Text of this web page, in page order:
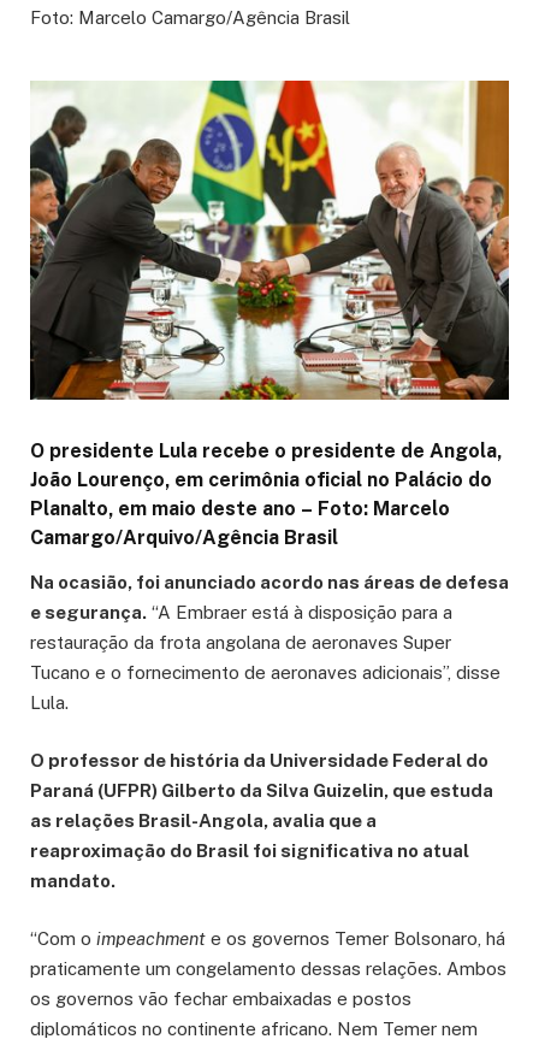
O presidente Lula recebe o presidente de Angola,
João Lourenço, em cerimônia oficial no Palácio do
Planalto, em maio deste ano – Foto: Marcelo
Camargo/Arquivo/Agência Brasil
Na ocasião, foi anunciado acordo nas áreas de defesa
e segurança. “A Embraer está à disposição para a
restauração da frota angolana de aeronaves Super
Tucano e o fornecimento de aeronaves adicionais”, disse
Lula.
O professor de história da Universidade Federal do
Paraná (UFPR) Gilberto da Silva Guizelin, que estuda
as relações Brasil-Angola, avalia que a
reaproximação do Brasil foi significativa no atual
mandato.
“Com o impeachment e os governos Temer Bolsonaro, há
praticamente um congelamento dessas relações. Ambos
os governos vão fechar embaixadas e postos
diplomáticos no continente africano. Nem Temer nem